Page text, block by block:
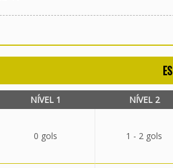
NÍVEL 1 NÍVEL 2
0 gols 1 - 2 gols